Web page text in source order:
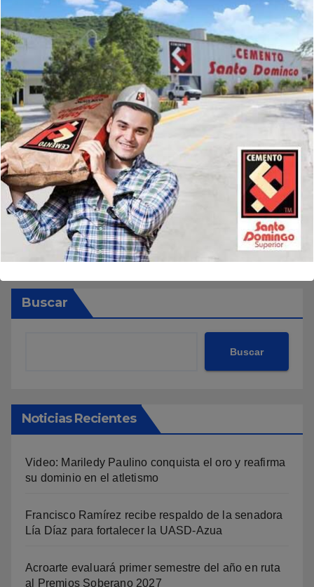
Buscar
Buscar
Noticias Recientes
Video: Mariledy Paulino conquista el oro y reafirma
su dominio en el atletismo
Francisco Ramírez recibe respaldo de la senadora
Lía Díaz para fortalecer la UASD-Azua
Acroarte evaluará primer semestre del año en ruta
al Premios Soberano 2027